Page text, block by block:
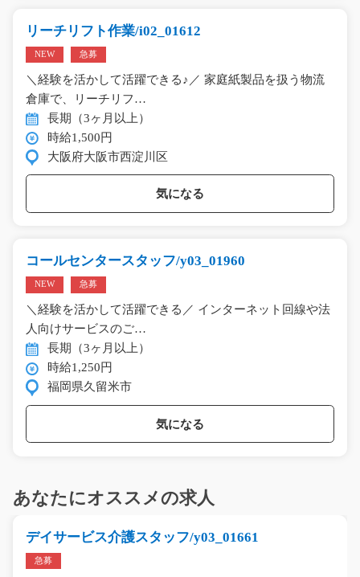
リーチリフト作業/i02_01612
NEW 急募
＼経験を活かして活躍できる♪／ 家庭紙製品を扱う物流
倉庫で、リーチリフ…
長期（3ヶ月以上）
時給1,500円
大阪府大阪市西淀川区
気になる
コールセンタースタッフ/y03_01960
NEW 急募
＼経験を活かして活躍できる／ インターネット回線や法
人向けサービスのご…
長期（3ヶ月以上）
時給1,250円
福岡県久留米市
気になる
あなたにオススメの求人
デイサービス介護スタッフ/y03_01661
急募